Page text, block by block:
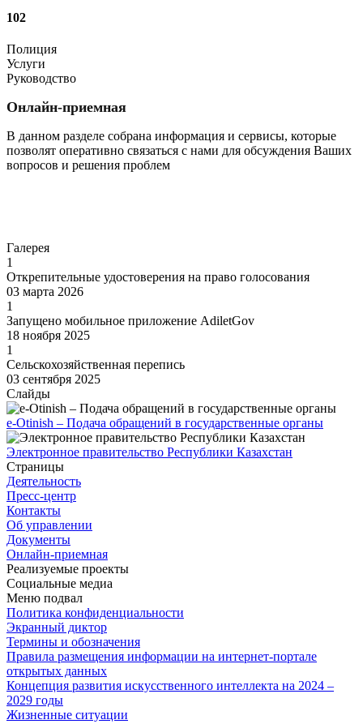
102
Полиция
Услуги
Руководство
Онлайн-приемная
В данном разделе собрана информация и сервисы, которые
позволят оперативно связаться с нами для обсуждения Ваших
вопросов и решения проблем
Галерея
1
Открепительные удостоверения на право голосования
03 марта 2026
1
Запущено мобильное приложение AdiletGov
18 ноября 2025
1
Сельскохозяйственная перепись
03 сентября 2025
Слайды
e-Otinish – Подача обращений в государственные органы
Электронное правительство Республики Казахстан
Страницы
Деятельность
Пресс-центр
Контакты
Об управлении
Документы
Онлайн-приемная
Реализуемые проекты
Социальные медиа
Меню подвал
Политика конфиденциальности
Экранный диктор
Термины и обозначения
Правила размещения информации на интернет-портале
открытых данных
Концепция развития искусственного интеллекта на 2024 –
2029 годы
Жизненные ситуации